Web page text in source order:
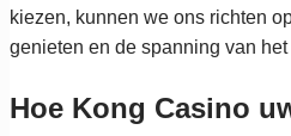
kiezen, kunnen we ons richten
genieten en de spanning van
Hoe Kong Casino